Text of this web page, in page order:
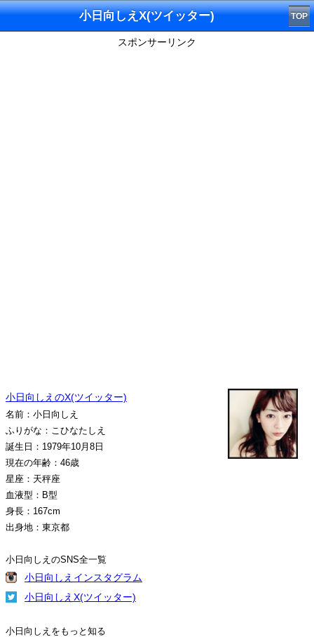
小日向しえX(ツイッター) TOP
スポンサーリンク
小日向しえのX(ツイッター)
名前：小日向しえ
ふりがな：こひなたしえ
誕生日：1979年10月8日
現在の年齢：46歳
星座：天秤座
血液型：B型
身長：167cm
出身地：東京都
小日向しえのSNS全一覧
小日向しえインスタグラム
小日向しえX(ツイッター)
小日向しえをもっと知る